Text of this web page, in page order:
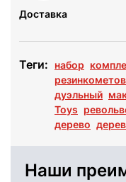
Доставка
Теги: набор
резинкометов
дуэльный
Toys
дерево
Наши